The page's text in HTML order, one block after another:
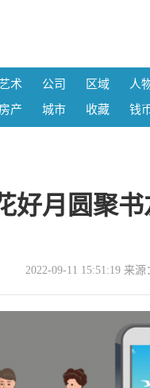
术 公司 区域 人
房产 城市 收藏 钱
好月圆聚
2022-09-11 15:51:19 来